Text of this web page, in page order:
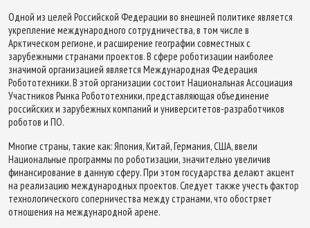
Одной из целей Российской Федерации во внешней политике является
укрепление международного сотрудничества, в том числе в
Арктическом регионе, и расширение географии совместных с
зарубежными странами проектов. В сфере роботизации наиболее
значимой организацией является Международная Федерация
Робототехники. В этой организации состоит Национальная Ассоциация
Участников Рынка Робототехники, представляющая объединение
российских и зарубежных компаний и университетов-разработчиков
роботов и ПО.
Многие страны, такие как: Япония, Китай, Германия, США, ввели
Национальные программы по роботизации, значительно увеличив
финансирование в данную сферу. При этом государства делают акцент
на реализацию международных проектов. Следует также учесть фактор
технологического соперничества между странами, что обостряет
отношения на международной арене.